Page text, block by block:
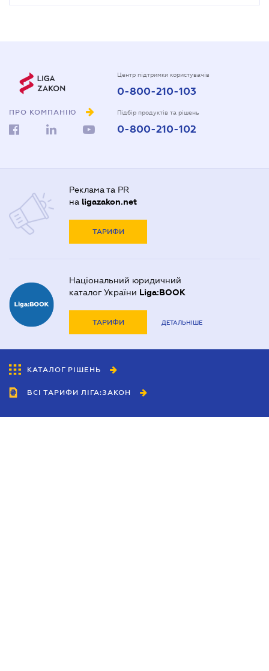
ПРО КОМПАНІЮ
Центр підтримки користувачів
0-800-210-103
Підбір продуктів та рішень
0-800-210-102
Реклама та PR
на ligazakon.net
ТАРИФИ
Національний юридичний
каталог України Liga:BOOK
ТАРИФИ ДЕТАЛЬНІШЕ
КАТАЛОГ РІШЕНЬ
ВСІ ТАРИФИ ЛІГА:ЗАКОН